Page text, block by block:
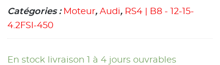
Catégories : Moteur, Audi, RS4 | B8 - 12-15-
4.2FSI-450
En stock livraison 1 à 4 jours ouvrables